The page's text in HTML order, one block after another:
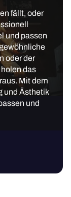
fällt, oder
und passen
oder der
das
Mit dem
und Ästhetik
und